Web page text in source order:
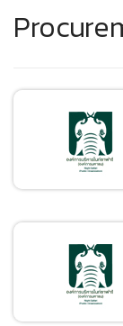
ประกาศผู้ชนะการเสน
จ้างผลิตบรรจุภัณฑ์สำ
บรรจุป๊อบคอร์น ครั้ง
โดยวิธีเฉพาะเจาะจง